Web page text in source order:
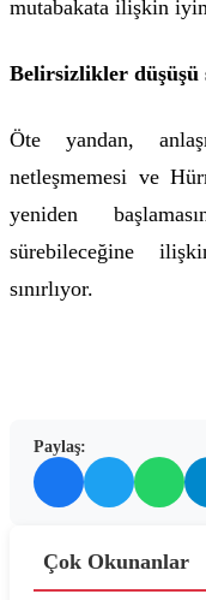
mutabakata ilişkin
Belirsizlikler düşüşü
Öte yandan,
netleşmemesi ve
yeniden
sürebileceğine
sınırlıyor.
Paylaş:
Çok Okunanlar